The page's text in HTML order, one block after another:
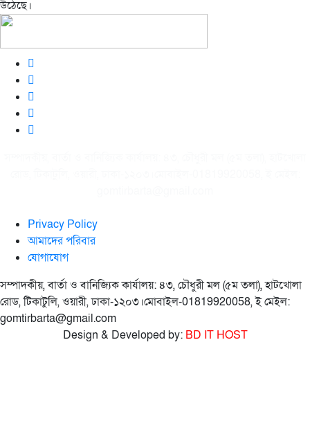
উঠেছে।
Privacy Policy
আমাদের পরিবার
যোগাযোগ
সম্পাদকীয়, বার্তা ও বানিজ্যিক কার্যালয়: ৪৩, চৌধুরী মল (৫ম তলা), হাটখোলা
রোড, টিকাটুলি, ওয়ারী, ঢাকা-১২০৩।মোবাইল-01819920058, ই মেইল:
gomtirbarta@gmail.com
Design & Developed by: BD IT HOST